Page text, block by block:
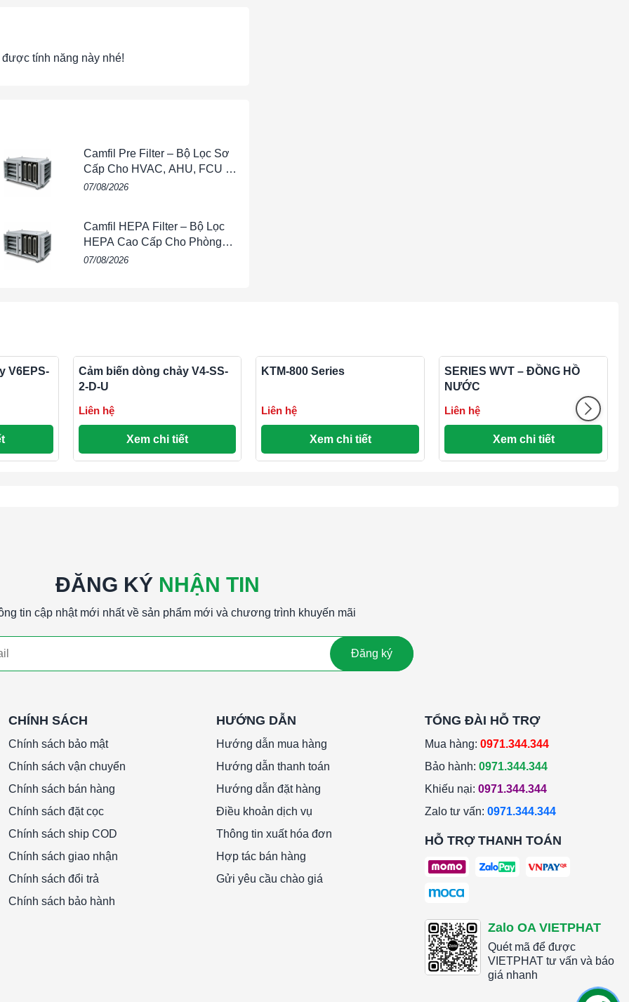
tính năng này nhé!
Camfil Pre Filter – Bộ Lọc Sơ
Cấp Cho HVAC, AHU, FCU &
Hệ Thống Thông Gió
07/08/2026
Camfil HEPA Filter – Bộ Lọc
HEPA Cao Cấp Cho Phòng
Sạch, HVAC, FFU & Nhà Máy
07/08/2026
V6EPS-
Cảm biến dòng chảy V4-SS-
2-D-U
Liên hệ
Xem chi tiết
KTM-800 Series
Liên hệ
Xem chi tiết
SERIES WVT – ĐỒNG HỒ
NƯỚC
Liên hệ
Xem chi tiết
ĐĂNG KÝ NHẬN TIN
tin cập nhật mới nhất về sản phẩm mới và chương trình khuyến mãi
Đăng ký
CHÍNH SÁCH
Chính sách bảo mật
Chính sách vận chuyển
Chính sách bán hàng
Chính sách đặt cọc
Chính sách ship COD
Chính sách giao nhận
Chính sách đổi trả
Chính sách bảo hành
HƯỚNG DẪN
Hướng dẫn mua hàng
Hướng dẫn thanh toán
Hướng dẫn đặt hàng
Điều khoản dịch vụ
Thông tin xuất hóa đơn
Hợp tác bán hàng
Gửi yêu cầu chào giá
TỔNG ĐÀI HỖ TRỢ
Mua hàng: 0971.344.344
Bảo hành: 0971.344.344
Khiếu nại: 0971.344.344
Zalo tư vấn: 0971.344.344
HỖ TRỢ THANH TOÁN
Zalo OA VIETPHAT
Quét mã để được
VIETPHAT tư vấn và báo
giá nhanh